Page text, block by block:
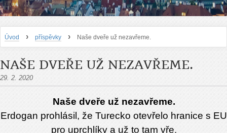
Úvod › příspěvky › Naše dveře už nezavřeme.
NAŠE DVEŘE UŽ NEZAVŘEME.
29. 2. 2020
Naše dveře už nezavřeme.
Erdogan prohlásil, že Turecko otevřelo hranice s EU
pro uprchlíky a už to tam vře.